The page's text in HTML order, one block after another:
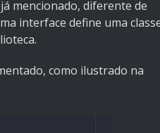
mencionado, diferente de
interface define uma
como ilustrado na